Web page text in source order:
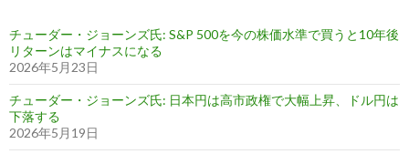
チューダー・ジョーンズ氏: S&P 500を今の株価水準で買うと10年後
リターンはマイナスになる
2026年5月23日
チューダー・ジョーンズ氏: 日本円は高市政権で大幅上昇、ドル円は
下落する
2026年5月19日